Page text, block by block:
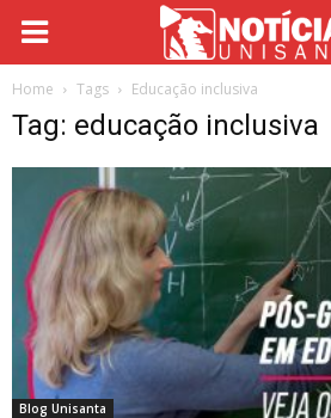
Home Tags Educação inclusiva
Tag: educação inclusiva
Blog Unisanta